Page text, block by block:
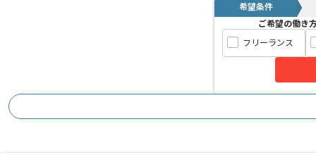
希望条件
ご希望の働き
フリーランス